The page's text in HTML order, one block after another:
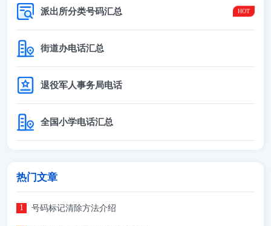
派出所分类号码汇总
街道办电话汇总
退役军人事务局电话
全国小学电话汇总
热门文章
号码标记清除方法介绍